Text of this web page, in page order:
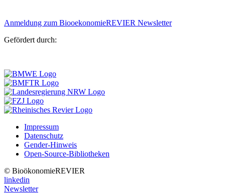
Anmeldung zum BiooekonomieREVIER Newsletter
Gefördert durch:
Impressum
Datenschutz
Gender-Hinweis
Open-Source-Bibliotheken
© BioökonomieREVIER
linkedin
Newsletter